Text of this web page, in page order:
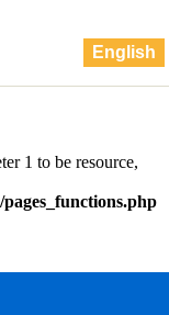
English